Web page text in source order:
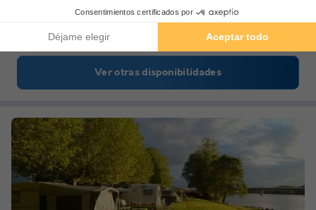
Un entorno natural de 4 estaciones absolutamente…
Un campamento base para explorar el Haut-Jura
Paz y tranquilidad por encima de todo
Ver otras disponibilidades